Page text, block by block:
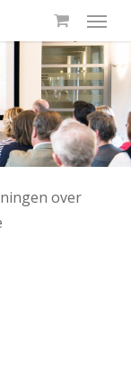
Menu
over